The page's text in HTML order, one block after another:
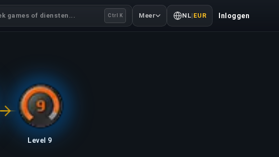
games of diensten... Ctrl K Meer NL| EUR Inloggen
Level 9